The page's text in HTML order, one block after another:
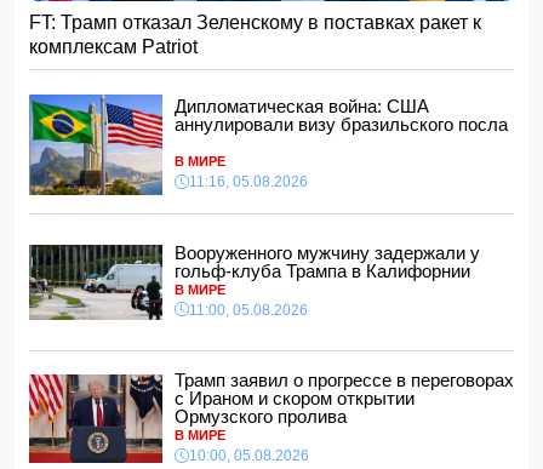
УЕФА ввел новые правила по желтым карточкам в
еврокубках
15:28, 05.08.2026
15:08, 05.08.2026
Тахир Будагов посетил Азербайджанское общество
Красного Полумесяца
15:00, 05.08.2026
Ученые предложили амбициозный план по спасению
14:48, 05.08.2026
МИД России обвинил Киев в попытках усилить
эскалацию конфликта
14:34, 05.08.2026
Судья Верховного суда Азербайджана вышел на
пенсию
FT: Трамп отказал Зеленскому в поставках ракет к
комплексам Patriot
Дипломатическая война: США
аннулировали визу бразильского посла
В МИРЕ
11:16, 05.08.2026
Вооруженного мужчину задержали у
гольф-клуба Трампа в Калифорнии
В МИРЕ
11:00, 05.08.2026
Трамп заявил о прогрессе в переговорах
с Ираном и скором открытии
Ормузского пролива
В МИРЕ
10:00, 05.08.2026